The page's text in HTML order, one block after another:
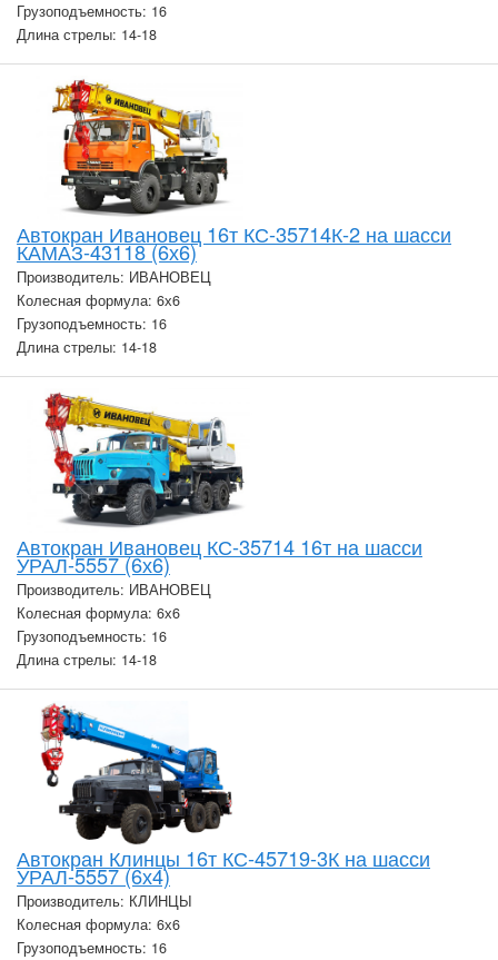
Грузоподъемность: 16
Длина стрелы: 14-18
Автокран Ивановец 16т КС-35714К-2 на шасси
КАМАЗ-43118 (6х6)
Производитель: ИВАНОВЕЦ
Колесная формула: 6х6
Грузоподъемность: 16
Длина стрелы: 14-18
Автокран Ивановец КС-35714 16т на шасси
УРАЛ-5557 (6х6)
Производитель: ИВАНОВЕЦ
Колесная формула: 6х6
Грузоподъемность: 16
Длина стрелы: 14-18
Автокран Клинцы 16т КС-45719-3К на шасси
УРАЛ-5557 (6х4)
Производитель: КЛИНЦЫ
Колесная формула: 6х6
Грузоподъемность: 16